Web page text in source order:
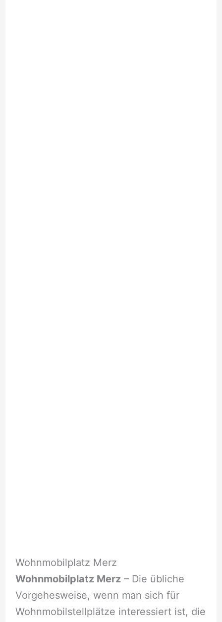
Wohnmobilplatz Merz
Wohnmobilplatz Merz– Die übliche
Vorgehesweise, wenn man sich für
Wohnmobilstellplätze interessiert ist, die